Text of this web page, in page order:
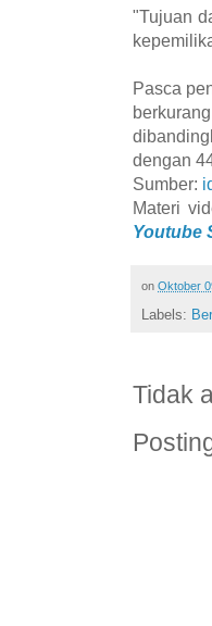
"Tujuan
Pasca
dengan
Sumber:
Materi
Youtube
on Oktober
Labels:
Tidak